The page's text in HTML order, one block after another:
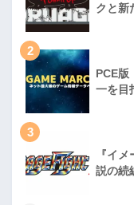
クと新
2
PCE版
一を目
3
『イ
説の続